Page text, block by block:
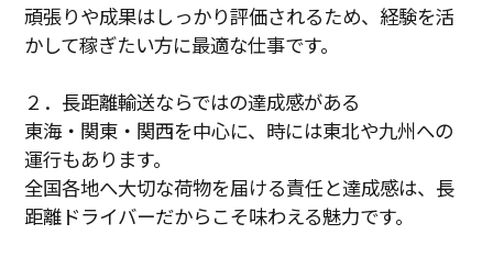
頑張りや成果はしっかり評価されるため、経験を活
かして稼ぎたい方に最適な仕事です。
２．長距離輸送ならではの達成感がある
東海・関東・関西を中心に、時には東北や九州への
運行もあります。
全国各地へ大切な荷物を届ける責任と達成感は、長
距離ドライバーだからこそ味わえる魅力です。